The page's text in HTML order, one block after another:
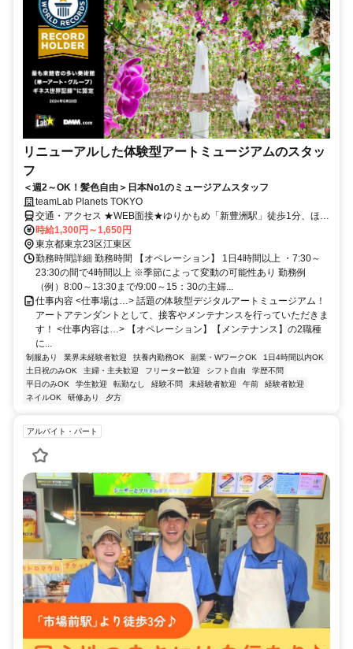
リニューアルした体験型アートミュージアムのスタッ
フ
＜週2～OK！髪色自由＞日本No1のミュージアムスタッフ
teamLab Planets TOKYO
交通・アクセス ★WEB面接★ゆりかもめ「新豊洲駅」徒歩1分、ほか
「市場前駅」「豊洲駅」より徒歩圏内
時給1,300円～1,650円
東京都東京23区江東区
勤務時間詳細 勤務時間 【オペレーション】 1日4時間以上 ・7:30～
23:30の間で4時間以上 ※季節によって変動の可能性あり 勤務例
（例）8:00～13:30まで/9:00～15：30の主婦...
仕事内容 <仕事場は…> 話題の体験型デジタルアートミュージアム！
アートアテンダントとして、接客やメンテナンスを行っていただきま
す！ <仕事内容は…> 【オペレーション】【メンテナンス】の2職種
に...
制服あり 業界未経験者歓迎 扶養内勤務OK 副業・WワークOK
1日4時間以内OK
土日祝のみOK
主婦・主夫歓迎 フリーター歓迎 シフト自由
学歴不問
平日のみOK
学生歓迎 転勤なし 経験不問 未経験者歓迎 午前
経験者歓迎
ネイルOK
研修あり 夕方
アルバイト・パート